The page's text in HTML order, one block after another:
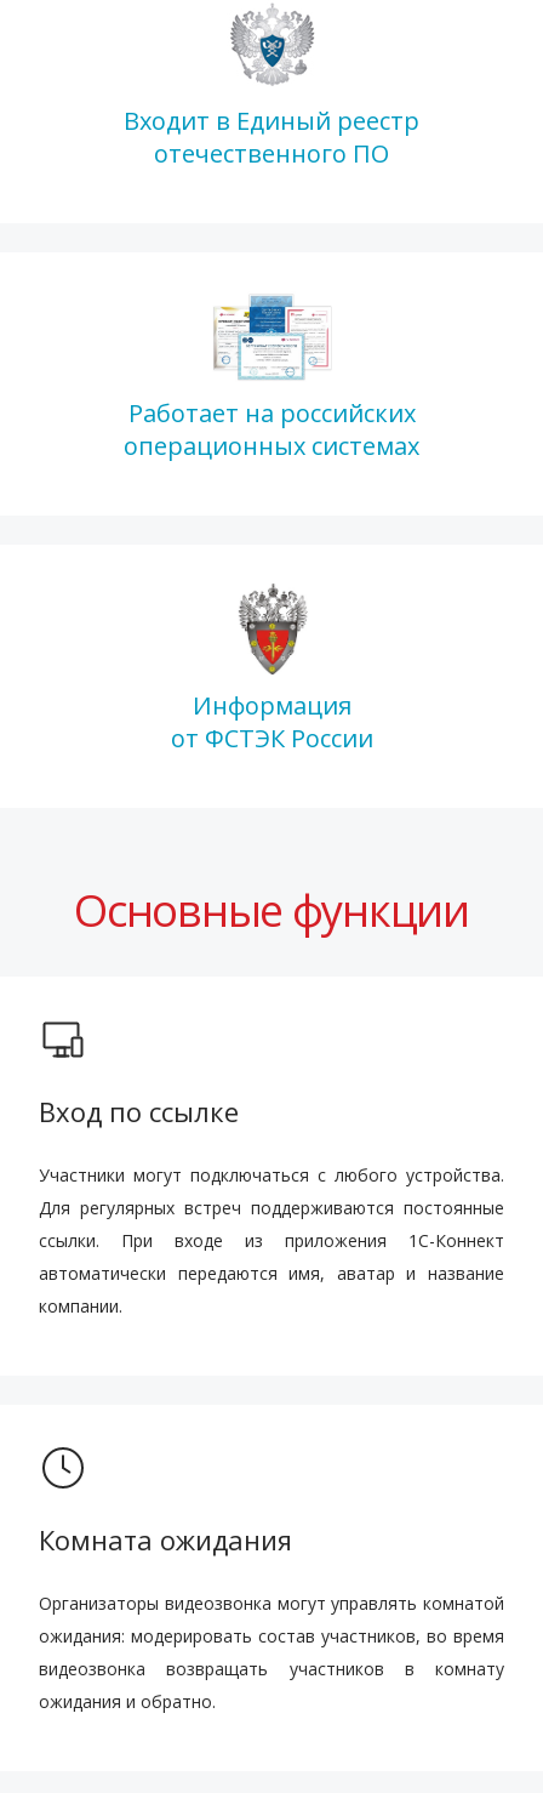
Входит в Единый реестр
отечественного ПО
Работает на российских
операционных системах
Информация
от ФСТЭК России
Основные функции
Вход по ссылке
Участники могут подключаться с любого устройства.
Для регулярных встреч поддерживаются постоянные
ссылки. При входе из приложения 1С-Коннект
автоматически передаются имя, аватар и название
компании.
Комната ожидания
Организаторы видеозвонка могут управлять комнатой
ожидания: модерировать состав участников, во время
видеозвонка возвращать участников в комнату
ожидания и обратно.